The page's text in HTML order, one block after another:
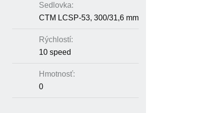
Sedlovka:
CTM LCSP-53, 300/31,6 mm
Rýchlostí:
10 speed
Hmotnosť:
0